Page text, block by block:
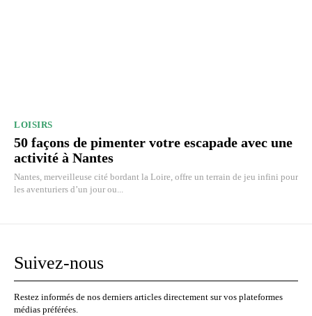
LOISIRS
50 façons de pimenter votre escapade avec une
activité à Nantes
Nantes, merveilleuse cité bordant la Loire, offre un terrain de jeu infini pour
les aventuriers d’un jour ou...
Suivez-nous
Restez informés de nos derniers articles directement sur vos plateformes
médias préférées.